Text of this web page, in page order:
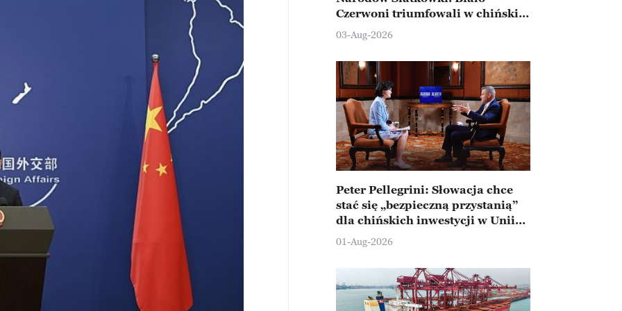
Czerwoni triumfowali w chińskim
Ningbo
03-Aug-2026
Peter Pellegrini: Słowacja chce
stać się „bezpieczną przystanią”
dla chińskich inwestycji w Unii
Europejskiej
01-Aug-2026